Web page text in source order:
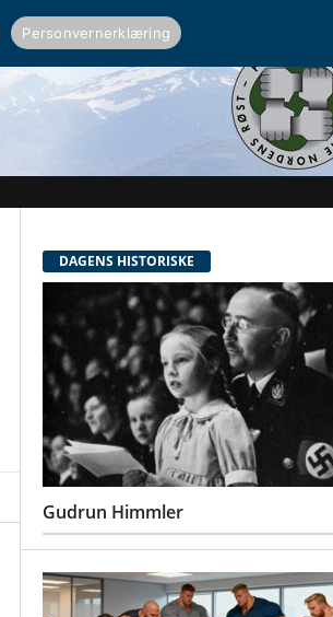
DAGENS HISTORISKE
Gudrun Himmler
Personvernerklæring